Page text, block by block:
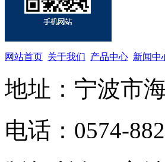
网站首页 关于我们 产品中心 新闻中
地址：宁波市
电话：0574-